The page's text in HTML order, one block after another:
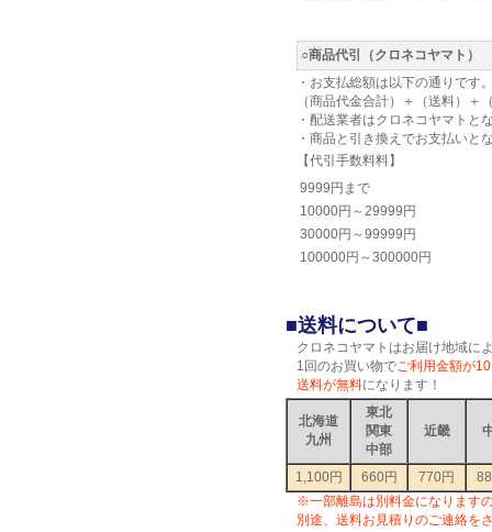
○商品代引（クロネコヤマト）
・お支払総額は以下の通りです
（商品代金合計）＋（送料）＋
・配送業者はクロネコヤマトと
・商品と引き換えでお支払いと
【代引手数料料】
9999円まで
10000円～29999円
30000円～99999円
100000円～300000円
■送料について■
クロネコヤマトはお届け地域に
1回のお買い物でご利用金額が
送料が無料になります！
北海道
九州
東北
関東
中部
近畿
1,100円 660円 770円
※一部離島は別料金になります
別途、送料お見積りのご連絡を